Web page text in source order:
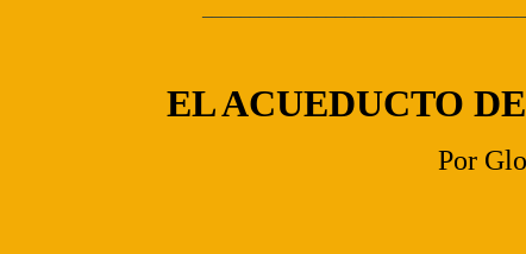
EL ACUEDUCTO
Por